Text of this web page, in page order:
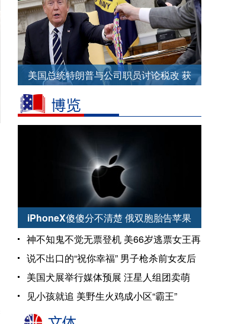
美国总统特朗普与公司职员讨论税改 获
iPhoneX傻傻分不清楚 俄双胞胎告苹果
索赔
神不知鬼不觉无票登机 美66岁逃票女王再
现江湖
说不出口的“祝你幸福” 男子枪杀前女友后
自杀
美国犬展举行媒体预展 汪星人组团卖萌
见小孩就追 美野生火鸡成小区“霸王”